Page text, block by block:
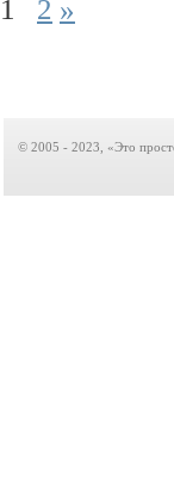
1 2 »
© 2005 - 2023, «Это